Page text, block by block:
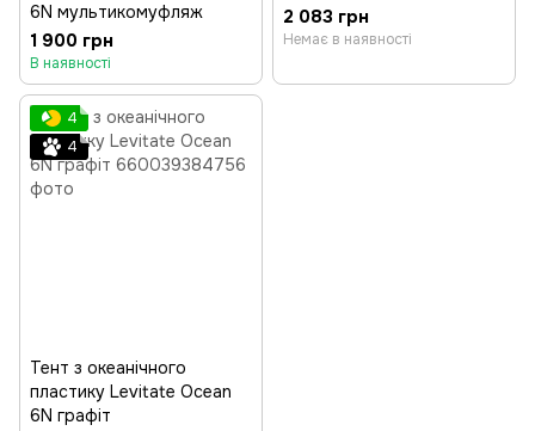
6N мультикомуфляж
1 900 грн
В наявності
2 083 грн
Немає в наявності
4
4
Тент з океанічного
пластику Levitate Ocean
6N графіт